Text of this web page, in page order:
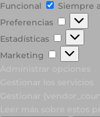
Funcional
Funcional
Siempre
Preferencias
Estadísticas
Marketing
Marketing